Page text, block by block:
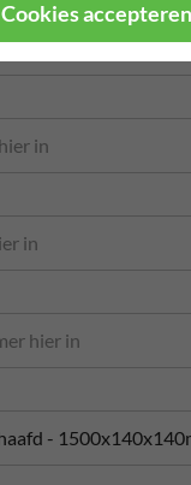
Cookies accepteren